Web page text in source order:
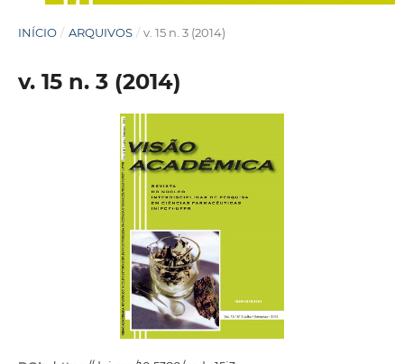
INÍCIO / ARQUIVOS / v. 15 n. 3 (2014)
v. 15 n. 3 (2014)